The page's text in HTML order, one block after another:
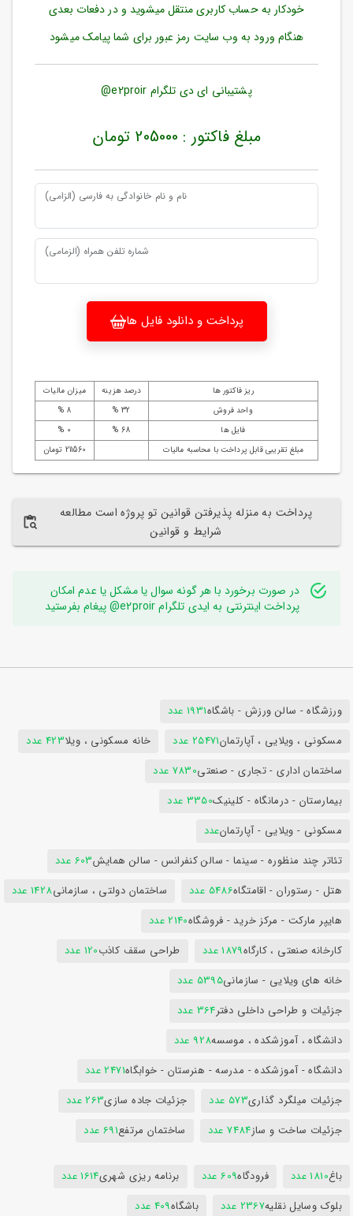
مندی
ها
خودکار به حساب کاربری منتقل میشوید و در دفعات بعدی
هنگام ورود به وب سایت رمز عبور برای شما پیامک میشود
پشتیبانی ای دی تلگرام e2proir@
مبلغ فاکتور : 205000 تومان
نام و نام خانوادگی به فارسی (الزامی)
شماره تلفن همراه (الزمامی)
پرداخت و دانلود فایل ها
ریز فاکتور ها درصد هزینه
میزان مالیات
واحد فروش
32 %
8 %
فایل ها
68 %
0 %
مبلغ تقریبی قابل پرداخت با محاسبه مالیات
211560 تومان
پرداخت به منزله پذیرفتن قوانین تو پروژه است مطالعه
شرایط و قوانین
در صورت برخورد با هر گونه سوال یا مشکل یا عدم امکان
پرداخت اینترنتی به ایدی تلگرام e2proir@ پیغام بفرستید
ورزشگاه - سالن ورزش - باشگاه1931 عدد
مسکونی ، ویلایی ، آپارتمان25471 عدد خانه مسکونی ، ویلا423 عدد
ساختمان اداری - تجاری - صنعتی7830 عدد
بیمارستان - درمانگاه - کلینیک3350 عدد
مسکونی - ویلایی - آپارتمانعدد
تئاتر چند منظوره - سینما - سالن کنفرانس - سالن همایش603 عدد
هتل - رستوران - اقامتگاه5486 عدد ساختمان دولتی ، سازمانی1428 عدد
هایپر مارکت - مرکز خرید - فروشگاه2140 عدد
کارخانه صنعتی ، کارگاه1879 عدد طراحی سقف کاذب120 عدد
خانه های ویلایی - سازمانی5395 عدد
جزئیات و طراحی داخلی دفتر364 عدد
دانشگاه ، آموزشکده ، موسسه928 عدد
دانشگاه - آموزشکده - مدرسه - هنرستان - خوابگاه2471 عدد
جزئیات میلگرد گذاری573 عدد جزئیات جاده سازی263 عدد
جزئیات ساخت و ساز7484 عدد ساختمان مرتفع691 عدد
باغ1810 عدد فرودگاه609 عدد برنامه ریزی شهری1614 عدد
بلوک وسایل نقلیه2367 عدد باشگاه409 عدد